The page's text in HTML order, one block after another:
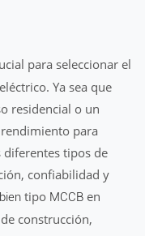
para seleccionar el
Ya sea que
residencial o un
para
diferentes tipos de
confiabilidad y
bien tipo MCCB en
construcción,